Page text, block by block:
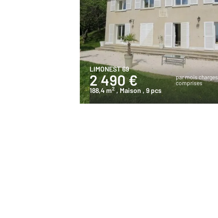
LIMONEST 69
2 490 €
par mois charges
comprises
188,4 m2 , Maison , 9 pcs